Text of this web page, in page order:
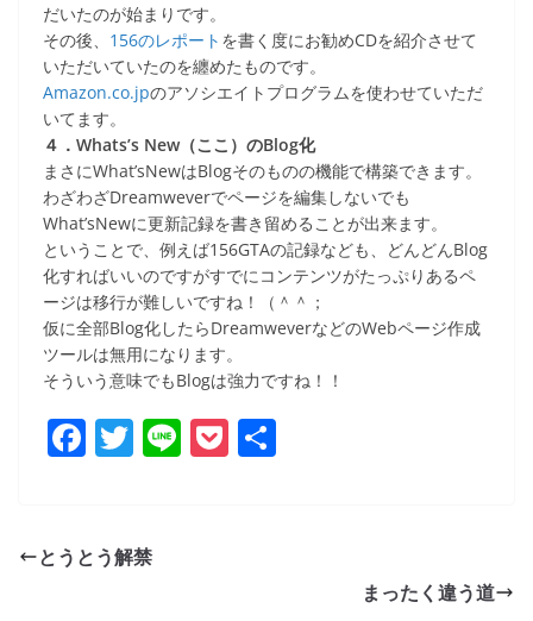
だいたのが始まりです。
その後、 156のレポート を書く度にお勧めCDを紹介させて
いただいていたのを纏めたものです。
Amazon.co.jpのアソシエイトプログラムを使わせていただ
いてます。
４．Whats’s New（ここ）のBlog化
まさにWhat’sNewはBlogそのものの機能で構築できます。
わざわざDreamweverでページを編集しないでも
What’sNewに更新記録を書き留めることが出来ます。
ということで、例えば156GTAの記録なども、どんどんBlog
化すればいいのですがすでにコンテンツがたっぷりあるペ
ージは移行が難しいですね！（＾＾；
仮に全部Blog化したらDreamweverなどのWebページ作成
ツールは無用になります。
そういう意味でもBlogは強力ですね！！
F
e
T
er
Li P
とうとう解禁
まったく違う道